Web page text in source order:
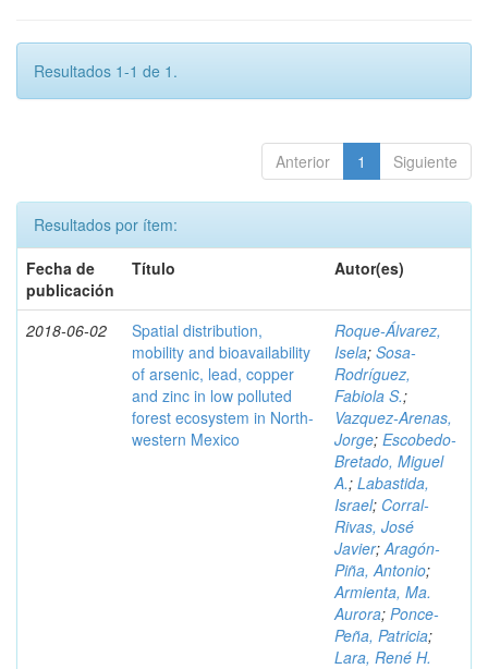
Resultados 1-1 de 1.
Anterior 1 Siguiente
Resultados por ítem:
Fecha de
publicación
Título Autor(es)
2018-06-02
Spatial distribution,
mobility and bioavailability
of arsenic, lead, copper
and zinc in low polluted
forest ecosystem in North-
western Mexico
Roque-Álvarez,
Isela; Sosa-
Rodríguez,
Fabiola S.;
Vazquez-Arenas,
Jorge; Escobedo-
Bretado, Miguel
A.; Labastida,
Israel; Corral-
Rivas, José
Javier;Aragón-
Piña, Antonio;
Armienta, Ma.
Aurora; Ponce-
Peña, Patricia;
Lara, René H.